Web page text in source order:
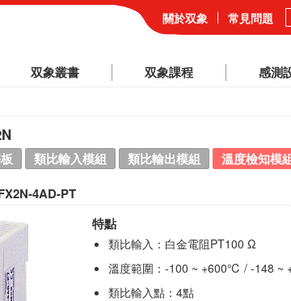
關於双象 常見問題
双象叢書 双象課程 感測
類比輸入模組 類比輸出模組 溫度檢知模
4AD-PT
特點
類比輸入：白金電阻PT100 Ω
溫度範圍：-100 ~ +600℃ / -148 ~
類比輸入點：4點